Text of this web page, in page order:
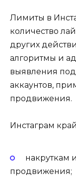
Лимиты в
количество
других
алгоритмы и
выявления
аккаунтов,
продвижения.
Инстаграм
накруткам
продвижения;